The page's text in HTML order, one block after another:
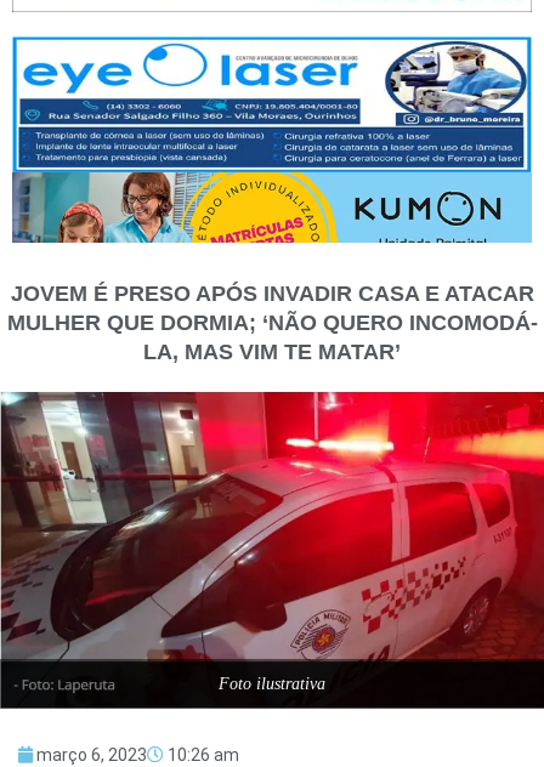
JOVEM É PRESO APÓS INVADIR CASA E ATACAR
MULHER QUE DORMIA; ‘NÃO QUERO INCOMODÁ-
LA, MAS VIM TE MATAR’
Foto ilustrativa
março 6, 2023 10:26 am